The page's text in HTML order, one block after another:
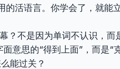
的活语言。你学会了，就能
？不是因为单词不认识，而
意思的“得到上面”，而是“
能过关？